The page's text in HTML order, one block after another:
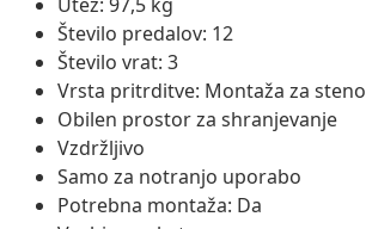
Število predalov: 12
Število vrat: 3
Vrsta pritrditve: Montaža za steno
Obilen prostor za shranjevanje
Vzdržljivo
Samo za notranjo uporabo
Potrebna montaža: Da